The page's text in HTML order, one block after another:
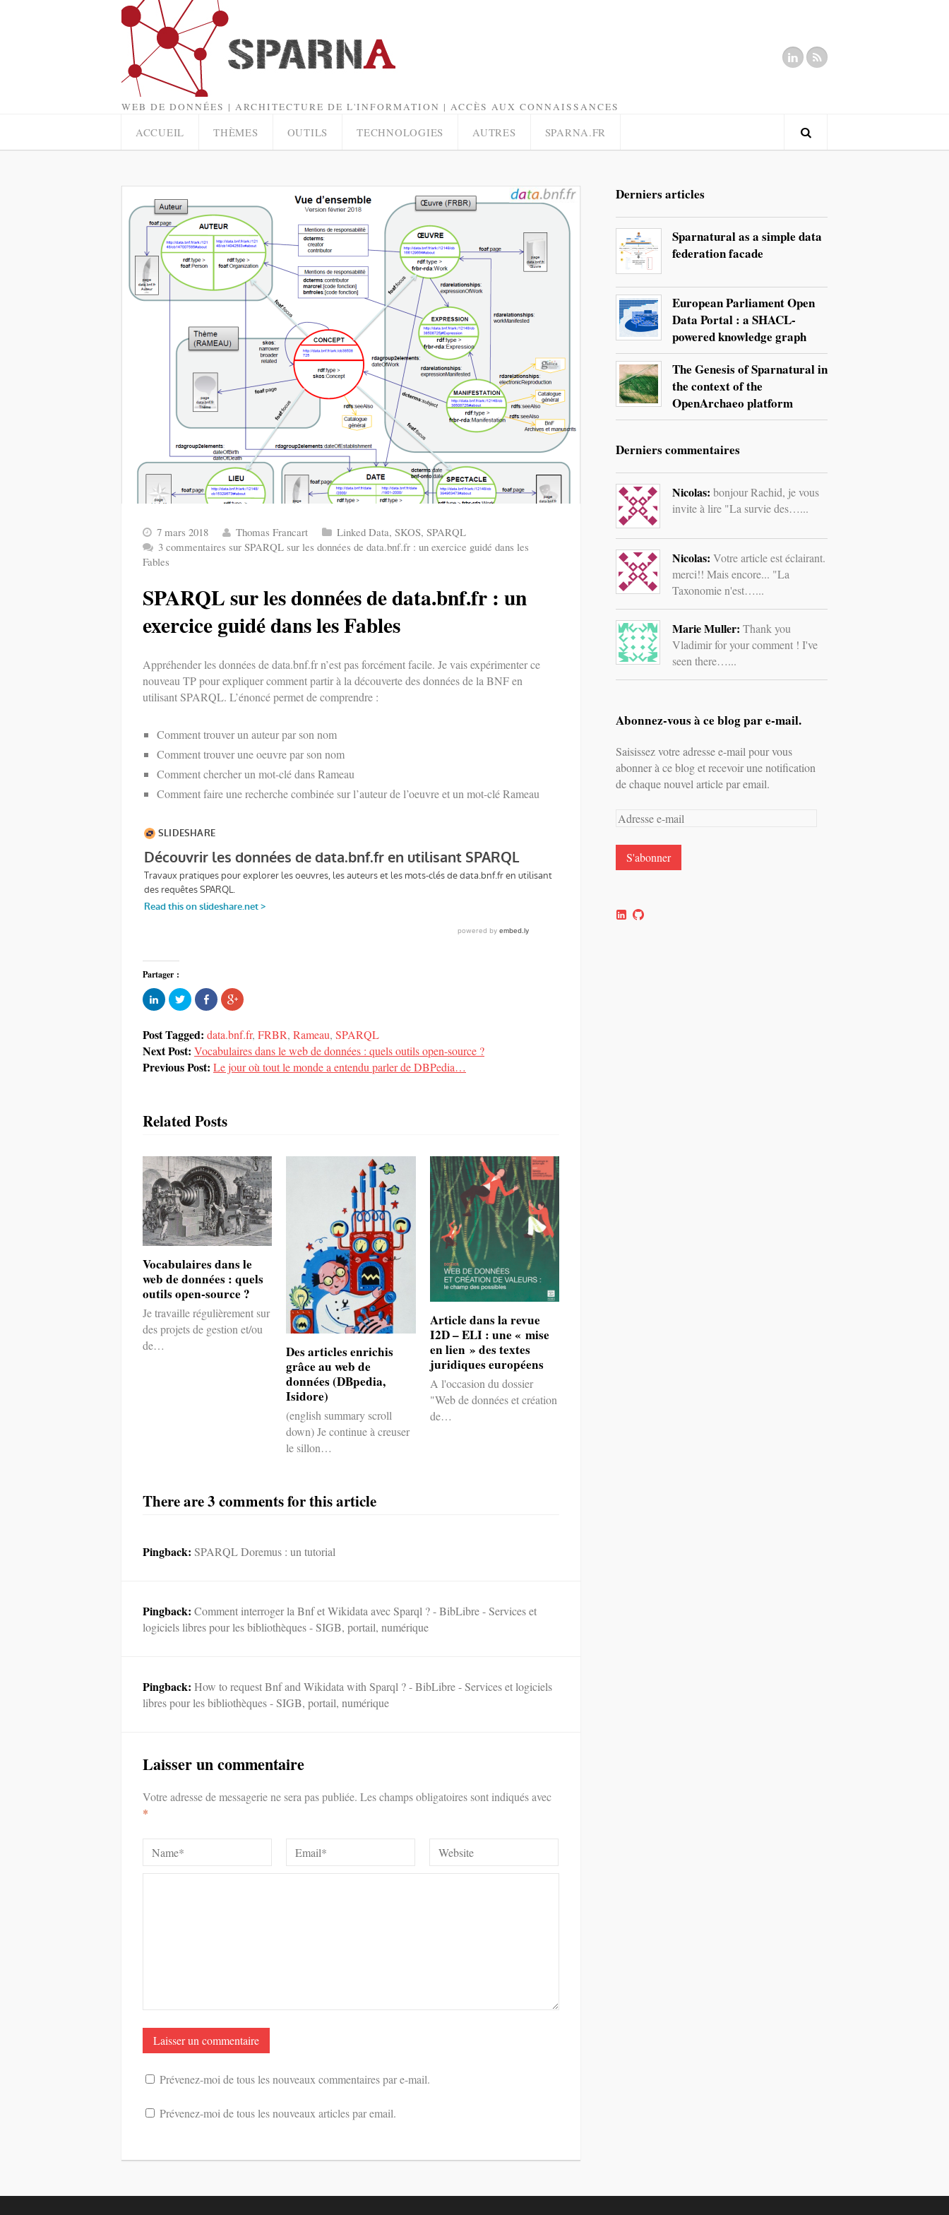
WEB DE DONNÉES | ARCHITECTURE DE L'INFORMATION | ACCÈS AUX CONNAISSANCES
ACCUEIL THÈMES OUTILS TECHNOLOGIES AUTRES SPARNA.FR
7 mars 2018 Thomas Francart Linked Data, SKOS, SPARQL
3 commentaires sur SPARQL sur les données de data.bnf.fr : un exercice guidé dans les
Fables
SPARQL sur les données de data.bnf.fr : un
exercice guidé dans les Fables
Appréhender les données de data.bnf.fr n’est pas forcément facile. Je vais expérimenter ce
nouveau TP pour expliquer comment partir à la découverte des données de la BNF en
utilisant SPARQL. L’énoncé permet de comprendre :
Comment trouver un auteur par son nom
Comment trouver une oeuvre par son nom
Comment chercher un mot-clé dans Rameau
Comment faire une recherche combinée sur l’auteur de l’oeuvre et un mot-clé Rameau
Partager :
Cliquez
pour
partager
LinkedIn(ouvre
dans
une
nouvelle
fenêtre)
Partager
sur
Twitter(ouvre
une
nouvelle
fenêtre)
Partager
sur
Facebook(ouvre
une
nouvelle
fenêtre)
Cliquez
pour
Google+
(ouvre
dans
une
nouvelle
fenêtre)
Post Tagged: data.bnf.fr, FRBR, Rameau, SPARQL
Next Post: Vocabulaires dans le web de données : quels outils open-source ?
Previous Post: Le jour où tout le monde a entendu parler de DBPedia…
Related Posts
Vocabulaires dans le
web de données : quels
outils open-source ?
Je travaille régulièrement sur
des projets de gestion et/ou
de…
Des articles enrichis
grâce au web de
données (DBpedia,
Isidore)
(english summary scroll
down) Je continue à creuser
le sillon…
Article dans la revue
I2D – ELI : une « mise
en lien » des textes
juridiques européens
A l'occasion du dossier
"Web de données et création
de…
There are 3 comments for this article
Pingback: SPARQL Doremus : un tutorial
Pingback: Comment interroger la Bnf et Wikidata avec Sparql ? - BibLibre - Services et
logiciels libres pour les bibliothèques - SIGB, portail, numérique
Pingback: How to request Bnf and Wikidata with Sparql ? - BibLibre - Services et logiciels
libres pour les bibliothèques - SIGB, portail, numérique
Laisser un commentaire
Votre adresse de messagerie ne sera pas publiée. Les champs obligatoires sont indiqués avec
*
Prévenez-moi de tous les nouveaux commentaires par e-mail.
Prévenez-moi de tous les nouveaux articles par email.
Derniers articles
Sparnatural as a simple data
federation facade
European Parliament Open
Data Portal : a SHACL-
powered knowledge graph
The Genesis of Sparnatural in
the context of the
OpenArchaeo platform
Derniers commentaires
Nicolas: bonjour Rachid, je vous
invite à lire "La survie des…...
Nicolas: Votre article est éclairant.
merci!! Mais encore... "La
Taxonomie n'est…...
Marie Muller: Thank you
Vladimir for your comment ! I've
seen there…...
Abonnez-vous à ce blog par e-mail.
Saisissez votre adresse e-mail pour vous
abonner à ce blog et recevoir une notification
de chaque nouvel article par email.
Adresse
Voir